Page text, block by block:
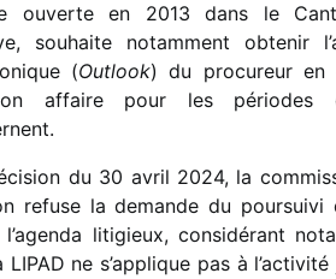
ouverte en 2013 dans le
souhaite notam­ment obte­nir
(Outlook) du procu­reur en
affaire pour les périodes
du 30 avril 2024, la
refuse la demande du pour­suivi
liti­gieux, consi­dé­rant
LIPAD ne s’applique pas à